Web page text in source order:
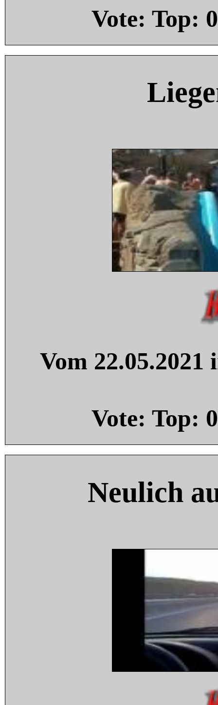
Vote: Top: 0
Vom
Vote: Top: 0
Neulich